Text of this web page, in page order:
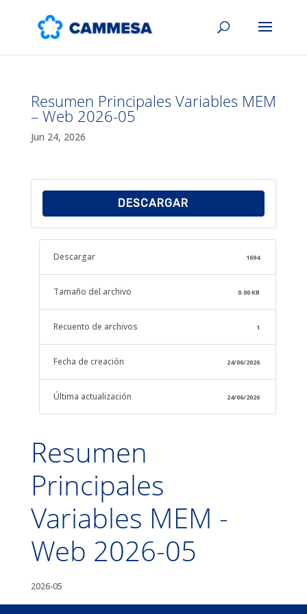
Resumen Principales Variables MEM
– Web 2026-05
Jun 24, 2026
DESCARGAR
Descargar 1694
Tamaño del archivo 0.00 KB
Recuento de archivos 1
Fecha de creación 24/06/2026
Última actualización 24/06/2026
Resumen
Principales
Variables MEM -
Web 2026-05
2026-05